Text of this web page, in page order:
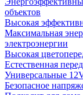
объектов
Высокая
Максимальная
электроэнергии
Высокая
Естественная
Универсальные
Безопасное